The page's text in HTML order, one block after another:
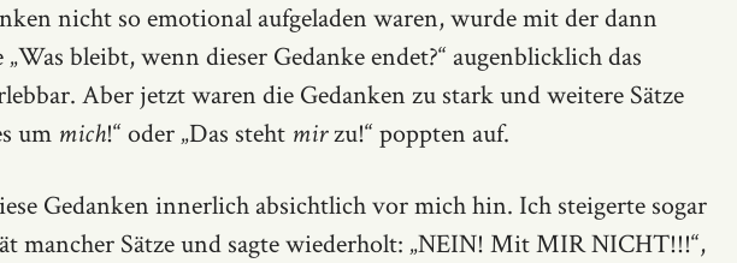
nicht so emotional aufgeladen waren, wurde mit der dann
bleibt, wenn dieser Gedanke endet?“ augenblicklich das
Aber jetzt waren die Gedanken zu stark und weitere Sätze
um mich!“ oder „Das steht mirzu!“ poppten auf.
Gedanken innerlich absichtlich vor mich hin. Ich steigerte sogar
mancher Sätze und sagte wiederholt: „NEIN! Mit MIR NICHT!!!“,